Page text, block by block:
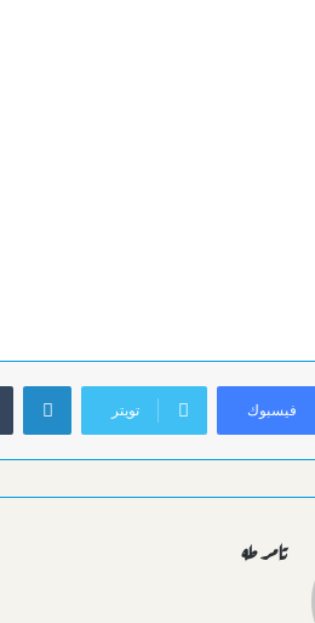
فيسبوك تويتر
تامر طه